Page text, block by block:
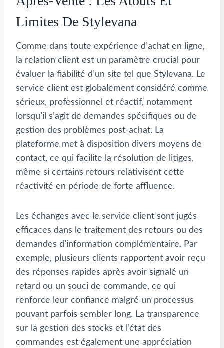
Limites De Stylevana
Comme dans toute expérience d’achat en ligne,
la relation client est un paramètre crucial pour
évaluer la fiabilité d’un site tel que Stylevana. Le
service client est globalement considéré comme
sérieux, professionnel et réactif, notamment
lorsqu’il s’agit de demandes spécifiques ou de
gestion des problèmes post-achat. La
plateforme met à disposition divers moyens de
contact, ce qui facilite la résolution de litiges,
même si certains retours relativisent cette
réactivité en période de forte affluence.
Les échanges avec le service client sont jugés
efficaces dans le traitement des retours ou des
demandes d’information complémentaire. Par
exemple, plusieurs clients rapportent avoir reçu
des réponses rapides après avoir signalé un
retard ou un souci de commande, ce qui
renforce leur confiance malgré un processus
pouvant parfois sembler long. La transparence
sur la gestion des stocks et l’état des
commandes est également une appréciation